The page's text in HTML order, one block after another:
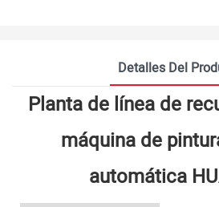
Detalles Del
Planta de línea de
máquina de
automática